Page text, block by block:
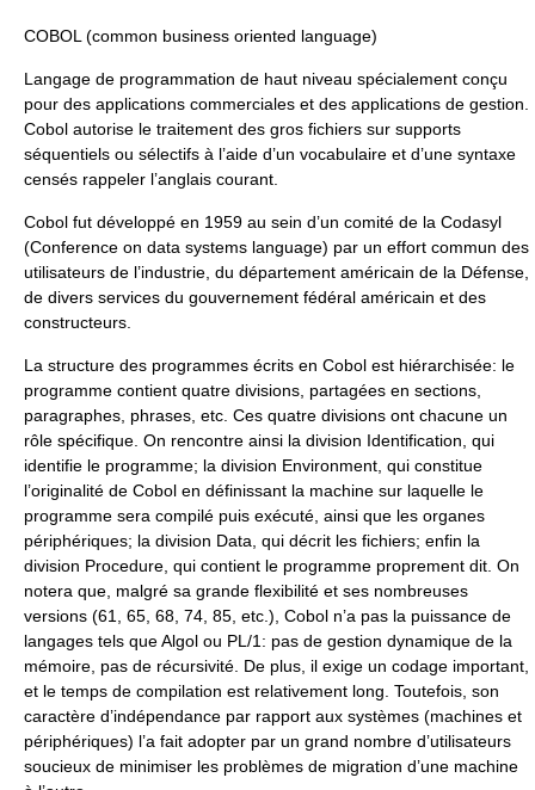
COBOL (common business oriented language)
Langage de programmation de haut niveau spécialement conçu
pour des applications commerciales et des applications de gestion.
Cobol autorise le traitement des gros fichiers sur supports
séquentiels ou sélectifs à l’aide d’un vocabulaire et d’une syntaxe
censés rappeler l’anglais courant.
Cobol fut développé en 1959 au sein d’un comité de la Codasyl
(Conference on data systems language) par un effort commun des
utilisateurs de l’industrie, du département américain de la Défense,
de divers services du gouvernement fédéral américain et des
constructeurs.
La structure des programmes écrits en Cobol est hiérarchisée: le
programme contient quatre divisions, partagées en sections,
paragraphes, phrases, etc. Ces quatre divisions ont chacune un
rôle spécifique. On rencontre ainsi la division Identification, qui
identifie le programme; la division Environment, qui constitue
l’originalité de Cobol en définissant la machine sur laquelle le
programme sera compilé puis exécuté, ainsi que les organes
périphériques; la division Data, qui décrit les fichiers; enfin la
division Procedure, qui contient le programme proprement dit. On
notera que, malgré sa grande flexibilité et ses nombreuses
versions (61, 65, 68, 74, 85, etc.), Cobol n’a pas la puissance de
langages tels que Algol ou PL/1: pas de gestion dynamique de la
mémoire, pas de récursivité. De plus, il exige un codage important,
et le temps de compilation est relativement long. Toutefois, son
caractère d’indépendance par rapport aux systèmes (machines et
périphériques) l’a fait adopter par un grand nombre d’utilisateurs
soucieux de minimiser les problèmes de migration d’une machine